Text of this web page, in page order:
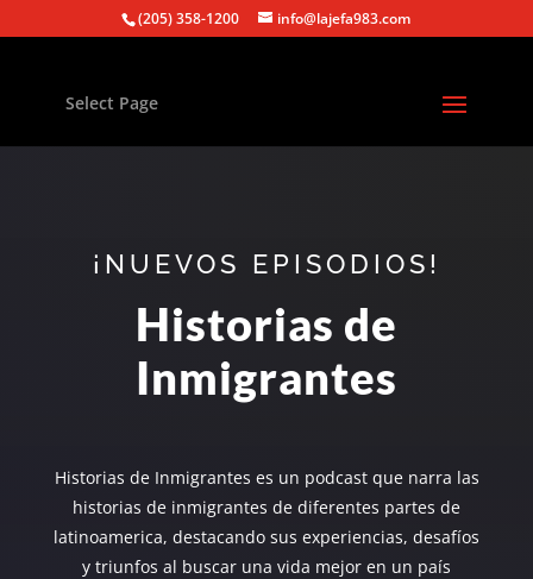
(205) 358-1200 info@lajefa983.com
Select Page
¡NUEVOS EPISODIOS!
Historias de
Inmigrantes
Historias de Inmigrantes es un podcast que narra las
historias de inmigrantes de diferentes partes de
latinoamerica, destacando sus experiencias, desafíos
y triunfos al buscar una vida mejor en un país